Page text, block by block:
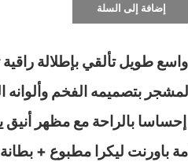
إضافة إلى السلة
طويل تألقي بإطلالة راقية
بتصميمه الفخم وألوانه
إحساسا بالراحة مع مظهر
باورنت ليكرا مطبوع + بطانة